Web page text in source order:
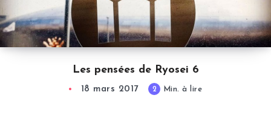
Les pensées de Ryosei 6
18 mars 2017 2 Min. à lire